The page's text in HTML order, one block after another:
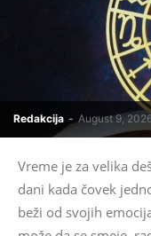
Redakcija - August 9,
Vreme je za velika
dani kada čovek
beži od svojih